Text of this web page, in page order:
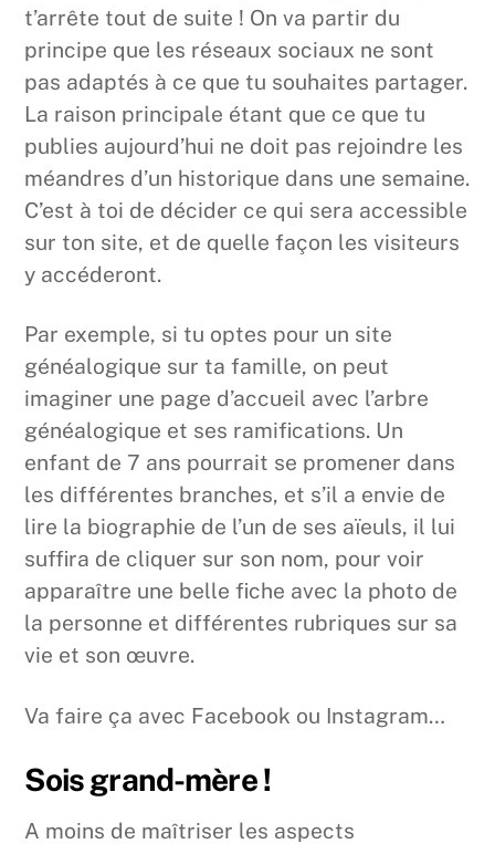
t’arrête tout de suite ! On va partir du
principe que les réseaux sociaux ne sont
pas adaptés à ce que tu souhaites partager.
La raison principale étant que ce que tu
publies aujourd’hui ne doit pas rejoindre les
méandres d’un historique dans une semaine.
C’est à toi de décider ce qui sera accessible
sur ton site, et de quelle façon les visiteurs
y accéderont.
Par exemple, si tu optes pour un site
généalogique sur ta famille, on peut
imaginer une page d’accueil avec l’arbre
généalogique et ses ramifications. Un
enfant de 7 ans pourrait se promener dans
les différentes branches, et s’il a envie de
lire la biographie de l’un de ses aïeuls, il lui
suffira de cliquer sur son nom, pour voir
apparaître une belle fiche avec la photo de
la personne et différentes rubriques sur sa
vie et son œuvre.
Va faire ça avec Facebook ou Instagram…
Sois grand-mère !
A moins de maîtriser les aspects